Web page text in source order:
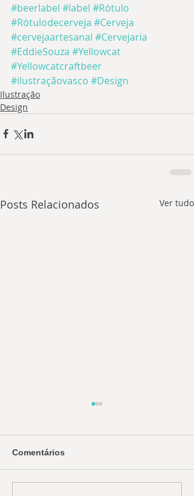
#beerlabel #label #Rótulo
#Rótulodecerveja #Cerveja
#cervejaartesanal #Cervejaria
#EddieSouza #Yellowcat
#Yellowcatcraftbeer
#ilustraçãovasco #Design
Ilustração
Design
Posts Relacionados Ver tudo
Comentários